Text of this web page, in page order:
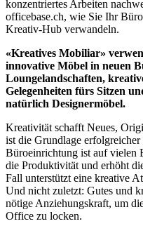
konzentriertes Arbeiten
officebase.ch, wie Sie Ihr
Kreativ-Hub verwandeln.
«Kreatives Mobiliar»
innovative Möbel in neuen
Loungelandschaften,
Gelegenheiten fürs Sitzen
natürlich Designermöbel.
Kreativität schafft Neues,
ist die Grundlage
Büroeinrichtung ist auf vielen
die Produktivität und erhöht
Fall unterstützt eine kreative
Und nicht zuletzt: Gutes und
nötige Anziehungskraft, um
Office zu locken.